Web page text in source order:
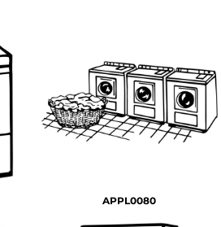
APPL0080